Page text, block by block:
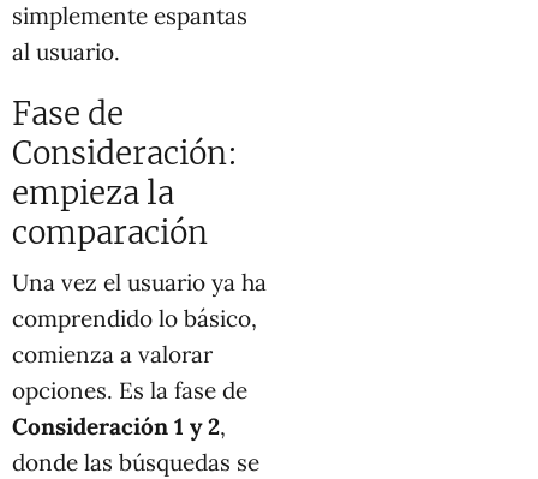
simplemente espantas
al usuario.
Fase de
Consideración:
empieza la
comparación
Una vez el usuario ya ha
comprendido lo básico,
comienza a valorar
opciones. Es la fase de
Consideración 1 y 2,
donde las búsquedas se